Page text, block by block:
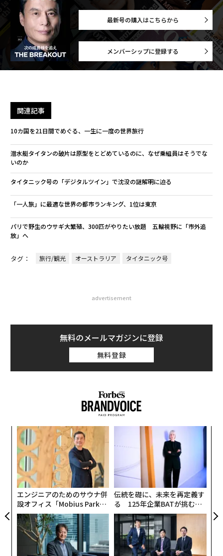
最新号の購入はこちらから
メンバーシップに登録する
関連記事
10カ国を21日間でめぐる、一生に一度の世界旅行
潜水艇タイタンの破片は原型をとどめているのに、なぜ乗組員はそうでな
いのか
タイタニック号の「デジタルツイン」で沈没の謎解明に迫る
「一人旅」に最適な世界の都市ランキング、1位は東京
パリで野生のウサギ大繁殖、300匹がやりたい放題 五輪視野に「市外追
放」へ
タグ： 旅行/観光 オーストラリア タイタニック号
advertisement
無料のメールマガジンに登録
無料登録
エンジニアのためのサウナ併
設オフィス「Mobius Park」
がオープン──タマディック
が健康経営を徹底する理由
伝統を礎に、未来を再定義す
る 125年企業BATが挑むス
モークレスな未来